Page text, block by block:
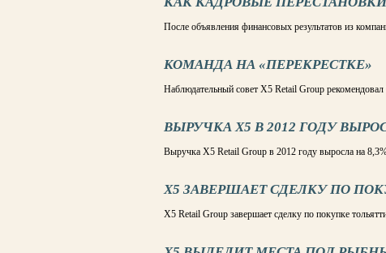
После объявления финансовых результатов из
КОМАНДА НА «ПЕРЕКРЕСТКЕ»
Наблюдательный совет X5 Retail Group
ВЫРУЧКА X5 В 2012 ГОДУ
Выручка X5 Retail Group в 2012 году выросла на
X5 ЗАВЕРШАЕТ СДЕЛКУ ПО
X5 Retail Group завершает сделку по покупке